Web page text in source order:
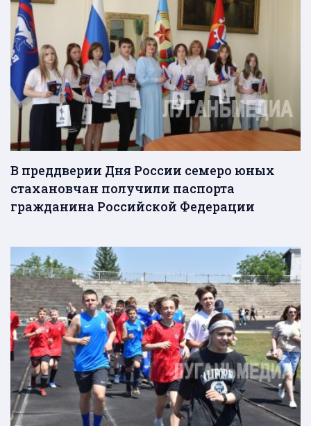
В преддверии Дня России семеро юных
стахановчан получили паспорта
гражданина Российской Федерации